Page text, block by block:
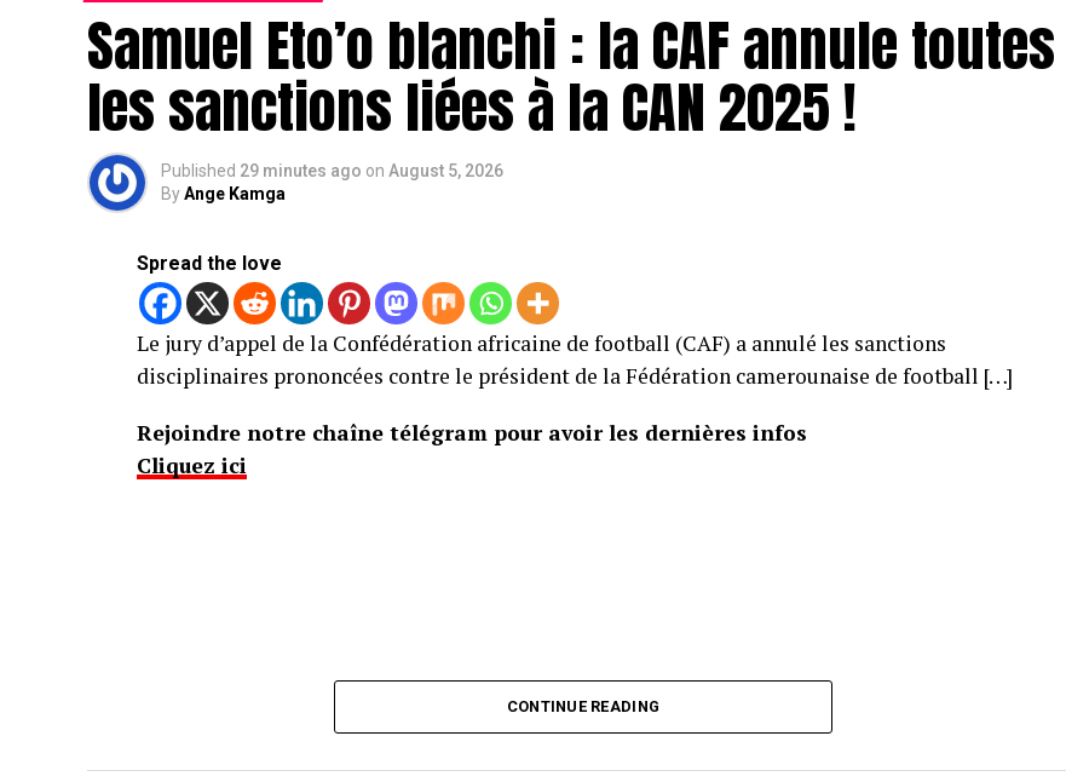
Samuel Eto’o blanchi : la CAF annule toutes
les sanctions liées à la CAN 2025 !
Published 29 minutes ago on August 5, 2026
ByAnge Kamga
Spread the love
Le jury d’appel de la Confédération africaine de football (CAF) a annulé les sanctions
disciplinaires prononcées contre le président de la Fédération camerounaise de football […]
Rejoindre notre chaîne télégram pour avoir les dernières infos
Cliquez ici
CONTINUE READING